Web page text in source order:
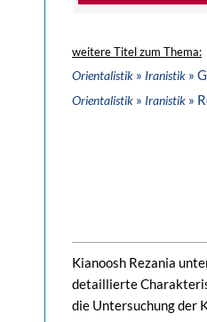
weitere Titel zum Thema:
Orientalistik » Iranistik »
Orientalistik » Iranistik »
Kianoosh Rezania
detaillierte
die Untersuchung der